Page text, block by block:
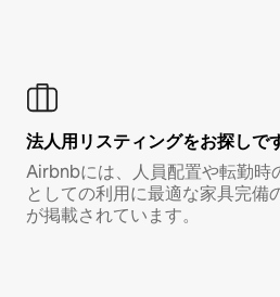
法人用リスティングをお探しで
Airbnbには、人員配置や転勤時
としての利用に最適な家具完備
が掲載されています。